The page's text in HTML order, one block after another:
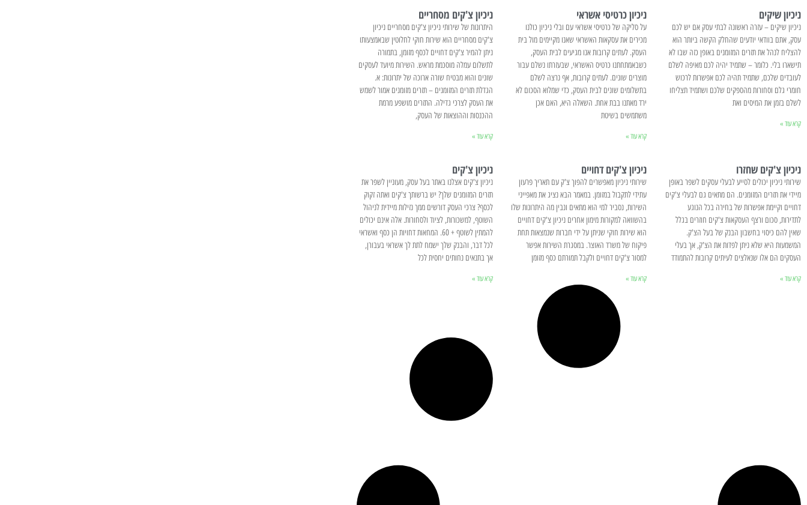
ניכיון שיקים
ניכיון שיקים – עזרה ראשונה לבתי עסק אם יש לכם
עסק, אתם בוודאי יודעים שהחלק הקשה ביותר הוא
להצליח לנהל את תזרים המזומנים באופן כזה שבו לא
תישארו בלי. כלומר – שתמיד יהיה לכם מאיפה לשלם
לעובדים שלכם, שתמיד תהיה לכם אפשרות לרכוש
חומרי גלם וסחורות מהספקים שלכם ושתמיד תצליחו
לשלם בזמן את המיסים ואת
קרא עוד »
ניכיון כרטיסי אשראי
על סליקה של כרטיסי אשראי עם ובלי ניכיון כולנו
מכירים את עסקאות האשראי שאנו מקיימים מול בית
העסק. לעתים קרובות אנו מגיעים לבית העסק,
כשבאמתחתנו כרטיס האשראי, שבעזרתו נשלם עבור
מוצרים שונים. לעתים קרובות, אף נרצה לשלם
בתשלומים שונים לבית העסק, כדי שמלוא הסכום לא
ירד מאתנו בבת אחת. השאלה היא, האם אכן
משתמשים בשיטת
קרא עוד »
ניכיון צ'קים מסחריים
היתרונות של שירותי ניכיון צ'קים מסחריים ניכיון
צ'קים מסחריים הוא שירות חוקי לחלוטין שבאמצעותו
ניתן להמיר צ'קים דחויים לכסף מזומן, בתמורה
לתשלום עמלה מוסכמת מראש. השירות מיועד לעסקים
שונים והוא מבטיח שורה ארוכה של יתרונות: א.
הגדלת תזרים המזומנים – תזרים מזומנים אמור לשמש
את העסק לצרכי גדילה. התזרים מושפע מרמת
ההכנסות וההוצאות של העסק,
קרא עוד »
ניכיון צ'קים שחזרו
שירותי ניכיון יכולים לסייע לבעלי עסקים לשפר באופן
מיידי את תזרים המזומנים. הם מתאים גם לבעלי צ'קים
דחויים וקיימת אפשרות של בחירה בכל הנוגע
לתדירות, סכום ורצף העסקאות צ'קים חוזרים בגלל
שאין להם כיסוי בחשבון הבנק של בעל הצ'ק.
המשמעות היא שלא ניתן לפדות את הצ'ק, אך בעלי
העסקים הם אלו שנאלצים לעיתים קרובות להתמודד
קרא עוד »
ניכיון צ'קים דחויים
שירותי ניכיון מאפשרים להפוך צ'ק עם תאריך פרעון
עתידי לתקבול במזומן. במאמר הבא נציג את מאפייני
השירות, נסביר למי הוא מתאים ונבין מה היתרונות שלו
בהשוואה למקורות מימון אחרים ניכיון צ'קים דחויים
הוא שירות חוקי שניתן על ידי חברות שנמצאות תחת
פיקוח של משרד האוצר. במסגרת השירות אפשר
למסור צ'קים דחויים ולקבל תמורתם כסף מזומן
קרא עוד »
ניכיון צ'קים
ניכיון צ'קים אצלנו באתר בעל עסק, מעוניין לשפר את
תזרים המזומנים שלך? יש ברשותך צ'קים ואתה זקוק
לכסף? צרכי העסק דורשים ממך נזילות מיידית לניהול
השוטף, למשכורות, לציוד ולסחורות. אלה אינם יכולים
להמתין לשוטף + 60. המחאות דחויות הן כסף ואשראי
לכל דבר, והבנק שלך ישמח לתת לך אשראי בעבורן,
אך בתנאים נחותים יחסית לכל
קרא עוד »